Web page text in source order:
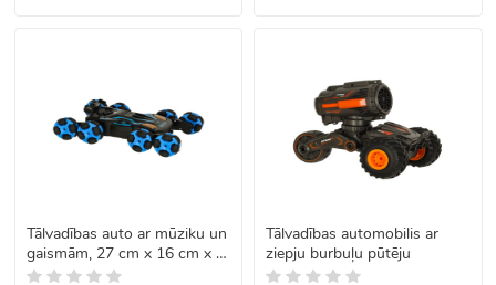
Tālvadības auto ar mūziku un
gaismām, 27 cm x 16 cm x 5
cm
Tālvadības automobilis ar
ziepju burbuļu pūtēju